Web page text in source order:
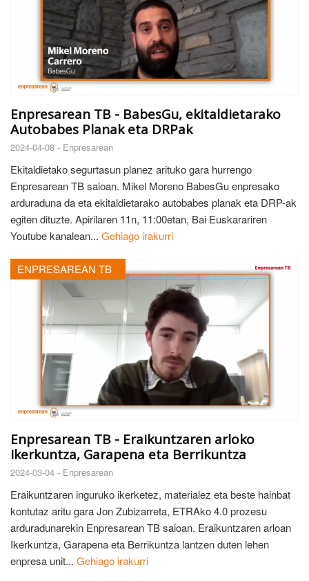
Enpresarean TB - BabesGu, ekitaldietarako
Autobabes Planak eta DRPak
2024-04-08 - Enpresarean
Ekitaldietako segurtasun planez arituko gara hurrengo
Enpresarean TB saioan. Mikel Moreno BabesGu enpresako
arduraduna da eta ekitaldietarako autobabes planak eta DRP-ak
egiten dituzte. Apirilaren 11n, 11:00etan, Bai Euskarariren
Youtube kanalean... Gehiago irakurri
ENPRESAREAN TB
Enpresarean TB - Eraikuntzaren arloko
Ikerkuntza, Garapena eta Berrikuntza
2024-03-04 - Enpresarean
Eraikuntzaren inguruko ikerketez, materialez eta beste hainbat
kontutaz aritu gara Jon Zubizarreta, ETRAko 4.0 prozesu
arduradunarekin Enpresarean TB saioan. Eraikuntzaren arloan
Ikerkuntza, Garapena eta Berrikuntza lantzen duten lehen
enpresa unit... Gehiago irakurri